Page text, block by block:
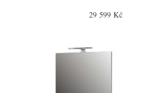
29 599 Kč